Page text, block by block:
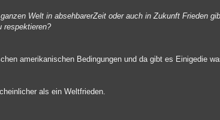
Welt in absehbarerZeit oder auch in Zukunft Frieden
respektieren?
amerikanischen Bedingungen und da gibt es Einigedie
als ein Weltfrieden.